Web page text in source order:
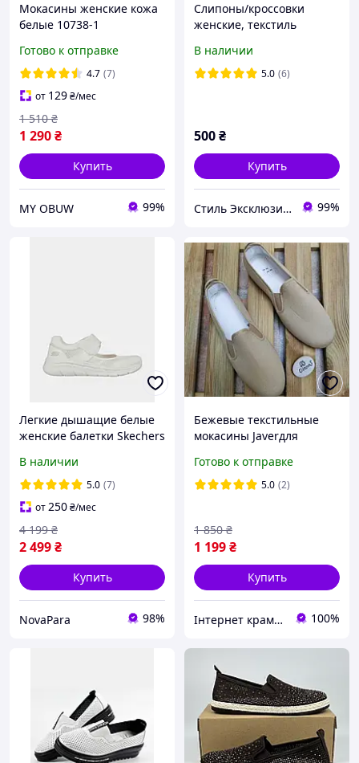
Мокасины женские кожа
белые 10738-1
Готово к отправке
4.7 (7)
от 129₴/мес
1 290₴
1 510 ₴
Купить
MY OBUW 99%
Слипоны/кроссовки
женские, текстиль
36,37,38,39,40,41р
В наличии
5.0 (6)
500₴
Купить
Стиль Эксклюзив & 3B 99%
Легкие дышащие белые
женские балетки Skechers
В наличии
5.0 (7)
от250₴/мес
2 499₴
4 199 ₴
Купить
NovaPara 98%
Бежевые текстильные
мокасины Javerдля
мужчин, оригинал
Испания
Готово к отправке
5.0 (2)
1 199₴
1 850 ₴
Купить
Інтернет крамничка "Nika Star" 100%